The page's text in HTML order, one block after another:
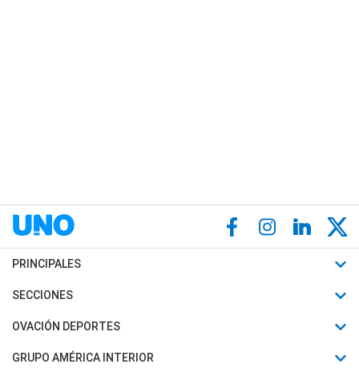
PRINCIPALES
Últimas Noticias
Política
SECCIONES
Horóscopo
Motores
OVACIÓN DEPORTES
Fútbol
GRUPO AMÉRICA INTERIOR